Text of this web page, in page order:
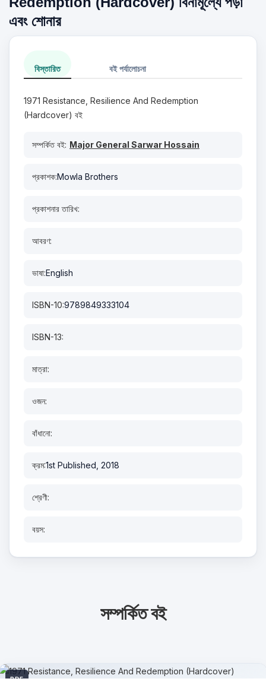
এবং শোনার
বিস্তারিত বই পর্যালোচনা
1971 Resistance, Resilience And Redemption
(Hardcover) বই
সম্পর্কিত বই: Major General Sarwar Hossain
প্রকাশক:Mowla Brothers
প্রকাশনার তারিখ:
আবরণ:
ভাষা:English
ISBN-10:9789849333104
ISBN-13:
মাত্রা:
ওজন:
বাঁধানো:
ক্রম:1st Published, 2018
শ্রেণী:
বয়স:
সম্পর্কিত বই
PDF